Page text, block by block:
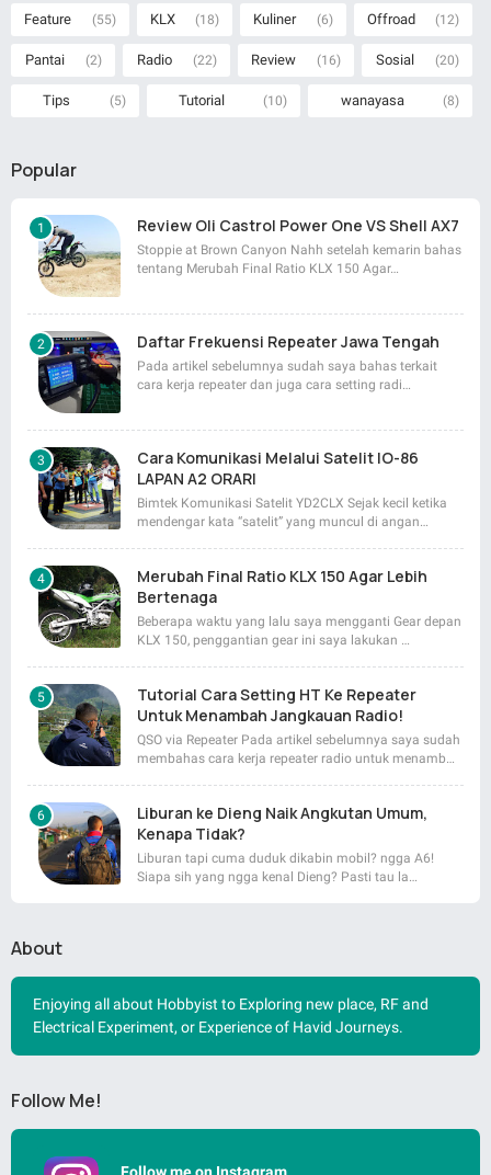
Feature (55) KLX (18) Kuliner (6) Offroad (12)
Pantai (2) Radio (22) Review (16) Sosial (20)
Tips (5) Tutorial (10) wanayasa (8)
Popular
Review Oli Castrol Power One VS Shell AX7
Stoppie at Brown Canyon Nahh setelah kemarin bahas
tentang Merubah Final Ratio KLX 150 Agar…
Daftar Frekuensi Repeater Jawa Tengah
Pada artikel sebelumnya sudah saya bahas terkait
cara kerja repeater dan juga cara setting radi…
Cara Komunikasi Melalui Satelit IO-86
LAPAN A2 ORARI
Bimtek Komunikasi Satelit YD2CLX Sejak kecil ketika
mendengar kata “satelit” yang muncul di angan…
Merubah Final Ratio KLX 150 Agar Lebih
Bertenaga
Beberapa waktu yang lalu saya mengganti Gear depan
KLX 150, penggantian gear ini saya lakukan …
Tutorial Cara Setting HT Ke Repeater
Untuk Menambah Jangkauan Radio!
QSO via Repeater Pada artikel sebelumnya saya sudah
membahas cara kerja repeater radio untuk menamb…
Liburan ke Dieng Naik Angkutan Umum,
Kenapa Tidak?
Liburan tapi cuma duduk dikabin mobil? ngga A6!
Siapa sih yang ngga kenal Dieng? Pasti tau la…
About
Enjoying all about Hobbyist to Exploring new place, RF and
Electrical Experiment, or Experience of Havid Journeys.
Follow Me!